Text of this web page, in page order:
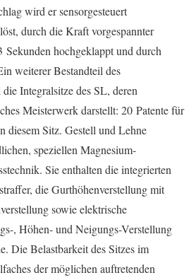
wird er sensorgesteuert
durch die Kraft vorgespannter
Sekunden hochgeklappt und durch
weiterer Bestandteil des
Integralsitze des SL, deren
Meisterwerk darstellt: 20 Patente für
diesem Sitz. Gestell und Lehne
speziellen Magnesium-
Sie enthalten die integrierten
die Gurthöhenverstellung mit
sowie elektrische
, Höhen- und Neigungs-Verstellung
Die Belastbarkeit des Sitzes im
der möglichen auftretenden